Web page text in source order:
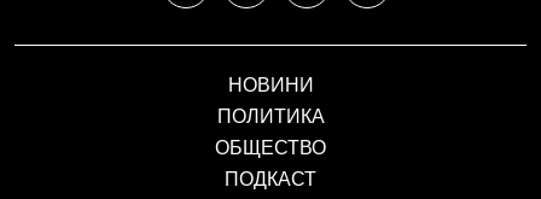
НОВИНИ
ПОЛИТИКА
ОБЩЕСТВО
ПОДКАСТ